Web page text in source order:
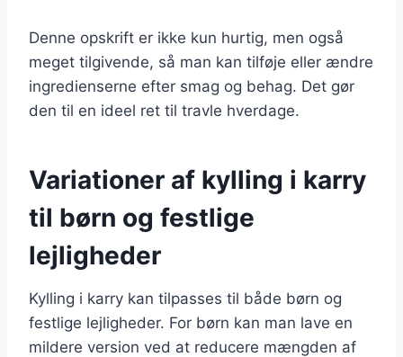
Denne opskrift er ikke kun hurtig, men også
meget tilgivende, så man kan tilføje eller ændre
ingredienserne efter smag og behag. Det gør
den til en ideel ret til travle hverdage.
Variationer af kylling i karry
til børn og festlige
lejligheder
Kylling i karry kan tilpasses til både børn og
festlige lejligheder. For børn kan man lave en
mildere version ved at reducere mængden af